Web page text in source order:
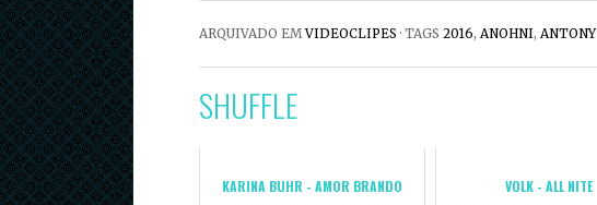
ARQUIVADO EMVIDEOCLIPES · TAGS 2016, ANOHNI,
SHUFFLE
KARINA BUHR - AMOR BRANDO VOLK - ALL NITE